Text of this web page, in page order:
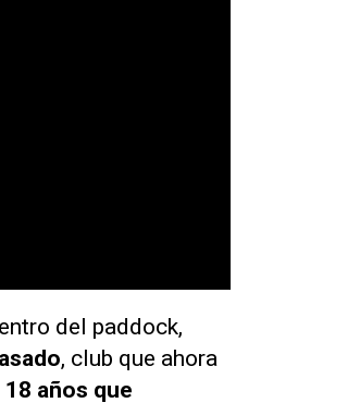
del paddock,
, club que ahora
años que